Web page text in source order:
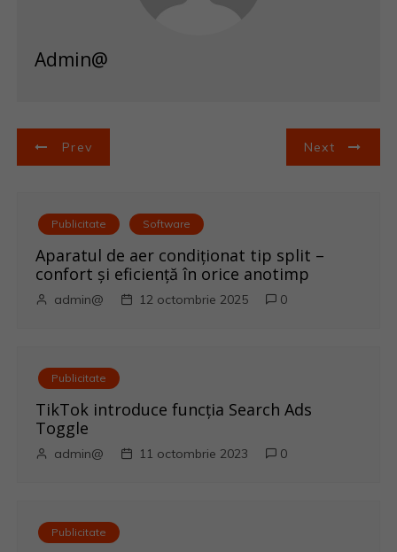
Admin@
N
Prev Next
Publicitate Software
Aparatul de aer condiționat tip split –
confort și eficiență în orice anotimp
admin@ 12 octombrie 2025 0
Publicitate
TikTok introduce funcția Search Ads
Toggle
admin@ 11 octombrie 2023 0
Publicitate